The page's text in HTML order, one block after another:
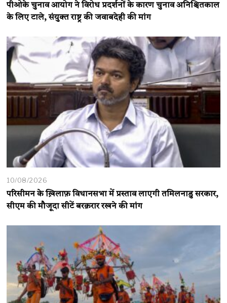
पीओके चुनाव आयोग ने विरोध प्रदर्शनों के कारण चुनाव अनिश्चितकाल
के लिए टाले, संयुक्त राष्ट्र की जवाबदेही की मांग
10/08/2026
परिसीमन के ख़िलाफ़ विधानसभा में प्रस्ताव लाएगी तमिलनाडु सरकार,
सीएम की मौजूदा सीटें बरक़रार रखने की मांग